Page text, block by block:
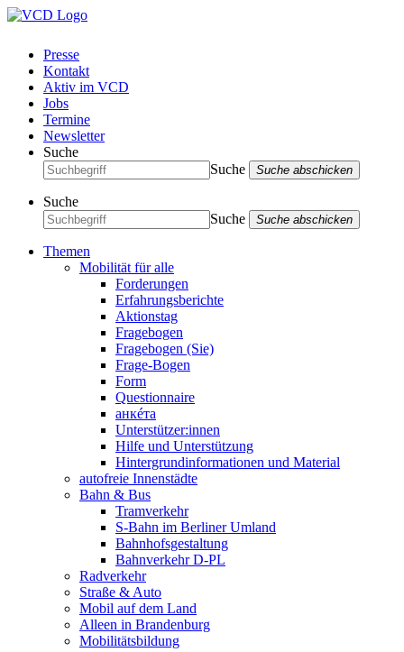
Presse
Kontakt
Aktiv im VCD
Jobs
Termine
Newsletter
Suche
Suche
Suche abschicken
Suche
Suche
Suche abschicken
Themen
Mobilität für alle
Forderungen
Erfahrungsberichte
Aktionstag
Fragebogen
Fragebogen (Sie)
Frage-Bogen
Form
Questionnaire
анкéта
Unterstützer:innen
Hilfe und Unterstützung
Hintergrundinformationen und Material
autofreie Innenstädte
Bahn & Bus
Tramverkehr
S-Bahn im Berliner Umland
Bahnhofsgestaltung
Bahnverkehr D-PL
Radverkehr
Straße & Auto
Mobil auf dem Land
Alleen in Brandenburg
Mobilitätsbildung